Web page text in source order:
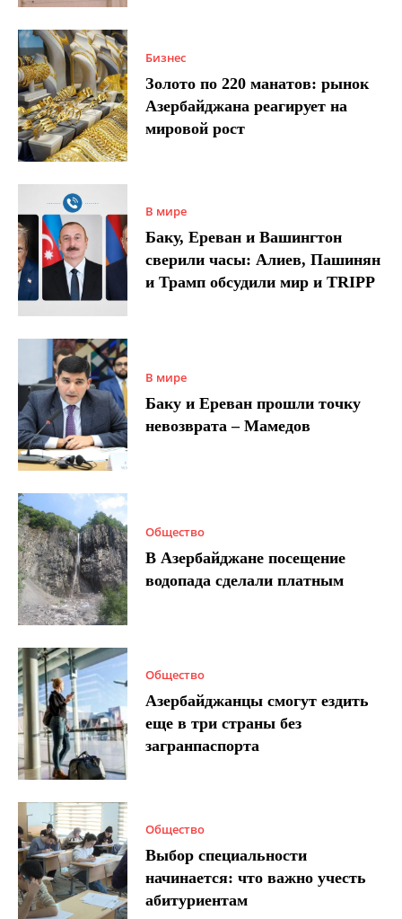
Бизнес
Золото по 220 манатов: рынок
Азербайджана реагирует на
мировой рост
В мире
Баку, Ереван и Вашингтон
сверили часы: Алиев, Пашинян
и Трамп обсудили мир и TRIPP
В мире
Баку и Ереван прошли точку
невозврата – Мамедов
Общество
В Азербайджане посещение
водопада сделали платным
Общество
Азербайджанцы смогут ездить
еще в три страны без
загранпаспорта
Общество
Выбор специальности
начинается: что важно учесть
абитуриентам